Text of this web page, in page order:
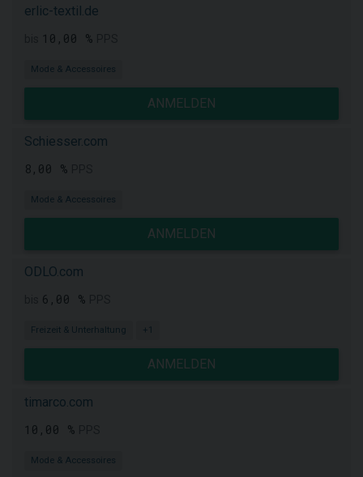
erlic-textil.de
10,00 %
Mode & Accessoires
ANMELDEN
Schiesser.com
8,00 %
Mode & Accessoires
ANMELDEN
ODLO.com
6,00 %
Freizeit & Unterhaltung +1
ANMELDEN
timarco.com
10,00 %
Mode & Accessoires